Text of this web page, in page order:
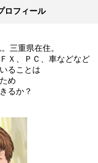
ロフィール
三重県在住。
Ｘ、ＰＣ、車などなど
ることは
め
るか？